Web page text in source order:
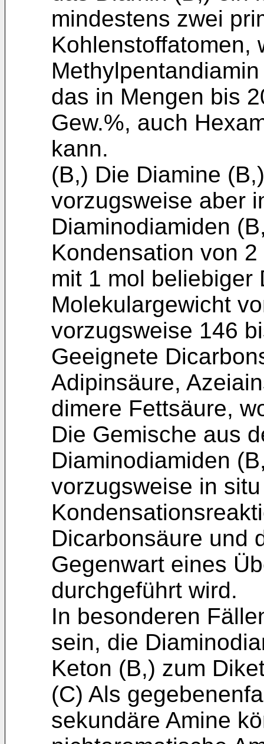
mindestens zwei
Kohlenstoffatomen,
das in Mengen bis
Gew.%, auch
kann.
(B,) Die Diamine
vorzugsweise aber
Diaminodiamiden
Kondensation von
mit 1 mol beliebiger
Molekulargewicht
vorzugsweise 146
Geeignete
Adipinsäure,
dimere Fettsäure,
Die Gemische aus
Diaminodiamiden
vorzugsweise in
Dicarbonsäure und
Gegenwart eines
durchgeführt wird.
In besonderen
sein, die
Keton (B,) zum
(C) Als
sekundäre Amine